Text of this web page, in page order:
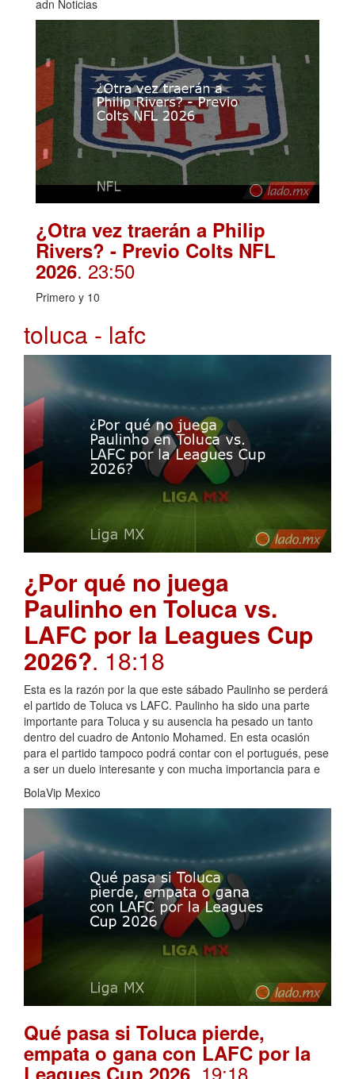
adn Noticias
¿Otra vez traerán a Philip
Rivers? - Previo Colts NFL
2026. 23:50
Primero y 10
toluca - lafc
¿Por qué no juega
Paulinho en Toluca vs.
LAFC por la Leagues Cup
2026?. 18:18
Esta es la razón por la que este sábado Paulinho se perderá
el partido de Toluca vs LAFC. Paulinho ha sido una parte
importante para Toluca y su ausencia ha pesado un tanto
dentro del cuadro de Antonio Mohamed. En esta ocasión
para el partido tampoco podrá contar con el portugués, pese
a ser un duelo interesante y con mucha importancia para e
BolaVip Mexico
Qué pasa si Toluca pierde,
empata o gana con LAFC por la
. 19:18